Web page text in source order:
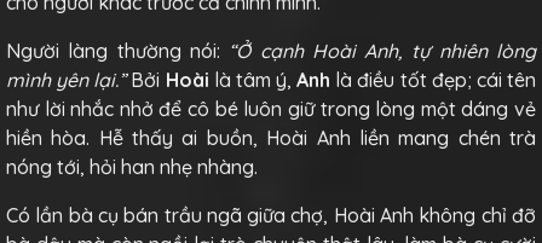
Người làng thường nói: “Ở cạnh Hoài Anh, tự nhiên lòng
mình yên lại.”Bởi Hoài là tâm ý,Anh là điều tốt đẹp; cái tên
như lời nhắc nhở để cô bé luôn giữ trong lòng một dáng vẻ
hiền hòa. Hễ thấy ai buồn, Hoài Anh liền mang chén trà
nóng tới, hỏi han nhẹ nhàng.
Có lần bà cụ bán trầu ngã giữa chợ, Hoài Anh không chỉ đỡ